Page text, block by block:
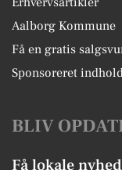
Aalborg Kommune
Få en gratis
Sponsoreret
BLIV
Få lokale